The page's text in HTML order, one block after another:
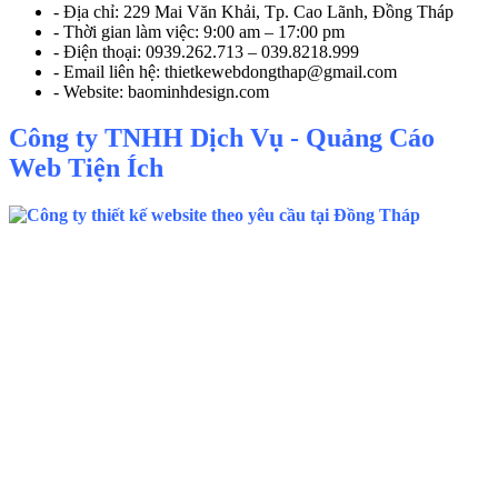
- Địa chỉ: 229 Mai Văn Khải, Tp. Cao Lãnh, Đồng Tháp
- Thời gian làm việc: 9:00 am – 17:00 pm
- Điện thoại: 0939.262.713 – 039.8218.999
- Email liên hệ: thietkewebdongthap@gmail.com
- Website: baominhdesign.com
Công ty TNHH Dịch Vụ - Quảng Cáo
Web Tiện Ích